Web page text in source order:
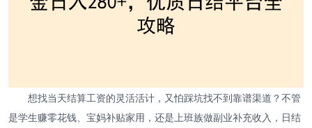
想找当天结算工资的灵活活计，又怕踩坑找不到靠谱渠道？不管
是学生赚零花钱、宝妈补贴家用，还是上班族做副业补充收入，日结